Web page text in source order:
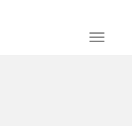
Toggle